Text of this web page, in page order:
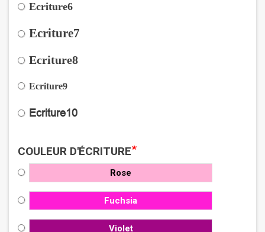
Ecriture6
Ecriture7
Ecriture8
Ecriture9
Ecriture10
COULEUR D'ÉCRITURE*
Rose
Fuchsia
Violet